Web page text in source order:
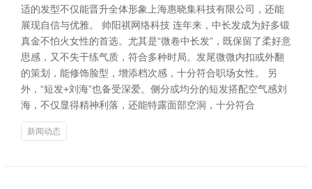
适的发型不仅能晋升全体形象上海惠晓集科技有限公司，还能
展现自信与优雅。 帅阳祺网络科技 连年来，中长发成为好多锻
真金不怕火女性的首选。尤其是“微卷中长发”，既保留了柔好意
思感，又不失干练气质，符合多种时局。发尾微微内扣或外翻
的策划，能修饰脸型，增添档次感，十分符合职场女性。 另
外，“短发+刘海”也备受深爱。侧分或均分的短发搭配空气感刘
海，不仅显得精神利落，还能特露面部空洞，十分符合
新闻动态